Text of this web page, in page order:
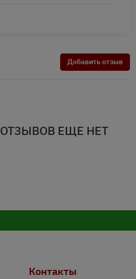
Добавить отзыв
ОТЗЫВОВ ЕЩЕ НЕТ
Контакты